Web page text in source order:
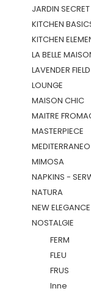
JARDIN SECRET
KITCHEN
KITCHEN
LA BELLE
LAVENDER FIELD
LOUNGE
MAISON CHIC
MAITRE
MASTERPIECE
MEDITERRANEO
MIMOSA
NAPKINS -
NATURA
NEW ELEGANCE
NOSTALGIE
FERM
FLEU
FRUS
Inne